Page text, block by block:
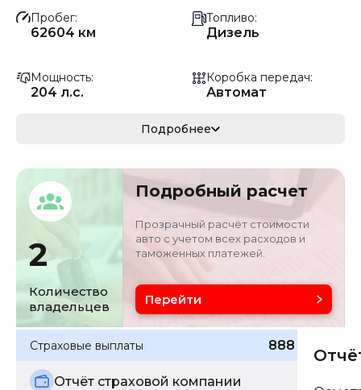
Пробег
62604 км
Топливо
Дизель
Мощность
204 л.с.
Коробка передач
Автомат
Внедорожник
Объём двигателя
2 л Черный
Подробнее
2
Количество
владельцев
Подробный расчет
Прозрачный расчёт стоимости
авто с учетом всех расходов и
таможенных платежей.
Перейти
Страховые выплаты 888 589
Отчёт страховой компании